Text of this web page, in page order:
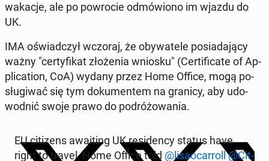
wakacje, ale po po­wro­cie od­mó­wio­no im wjazdu do
UK.
IMA oświad­czył wczoraj, że oby­wa­te­le po­sia­da­ją­cy
ważny "cer­ty­fi­kat zło­że­nia wniosku" (Cer­ti­fi­ca­te of Ap­
pli­ca­tion, CoA) wydany przez Home Office, mogą po­
słu­gi­wać się tym do­ku­men­tem na granicy, aby udo­
wod­nić swoje prawo do po­dró­żo­wa­nia.
EU ci­ti­zens awa­iting UK re­si­den­cy status have
right to travel, Home Office told ⁦ @li­sa­ocar­roll ⁩ ⁦@Cit­